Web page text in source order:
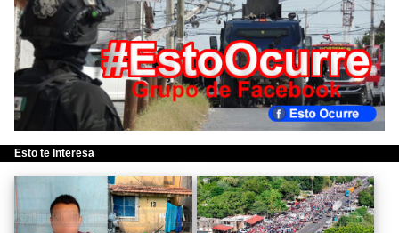
Esto te Interesa